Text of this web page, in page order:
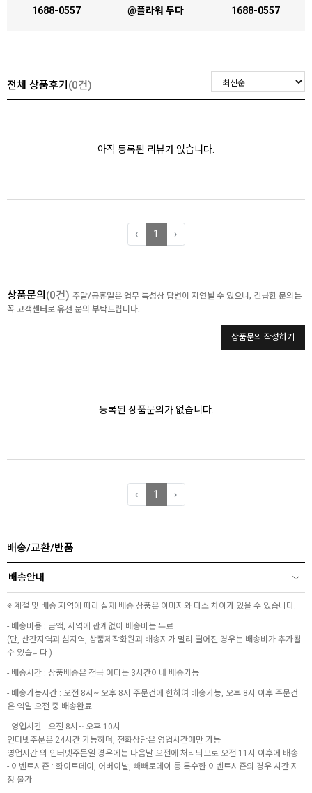
1688-0557 @플라워 두다 1688-0557
전체 상품후기 (0건)
아직 등록된 리뷰가 없습니다.
‹ 1 ›
상품문의 (0건) 주말/공휴일은 업무 특성상 답변이 지연될 수 있으니, 긴급한 문의는
꼭 고객센터로 유선 문의 부탁드립니다.
상품문의 작성하기
등록된 상품문의가 없습니다.
‹ 1 ›
배송/교환/반품
배송안내
※ 계절 및 배송 지역에 따라 실제 배송 상품은 이미지와 다소 차이가 있을 수 있습니다.
- 배송비용 : 금액, 지역에 관계없이 배송비는 무료
(단, 산간지역과 섬지역, 상품제작화원과 배송지가 멀리 떨어진 경우는 배송비가 추가될
수 있습니다.)
- 배송시간 : 상품배송은 전국 어디든 3시간이내 배송가능
- 배송가능시간 : 오전 8시~ 오후 8시 주문건에 한하여 배송가능, 오후 8시 이후 주문건
은 익일 오전 중 배송완료
- 영업시간 : 오전 8시~ 오후 10시
인터넷주문은 24시간 가능하며, 전화상담은 영업시간에만 가능
영업시간 외 인터넷주문일 경우에는 다음날 오전에 처리되므로 오전 11시 이후에 배송
- 이벤트시즌 : 화이트데이, 어버이날, 빼빼로데이 등 특수한 이벤트시즌의 경우 시간 지
정 불가